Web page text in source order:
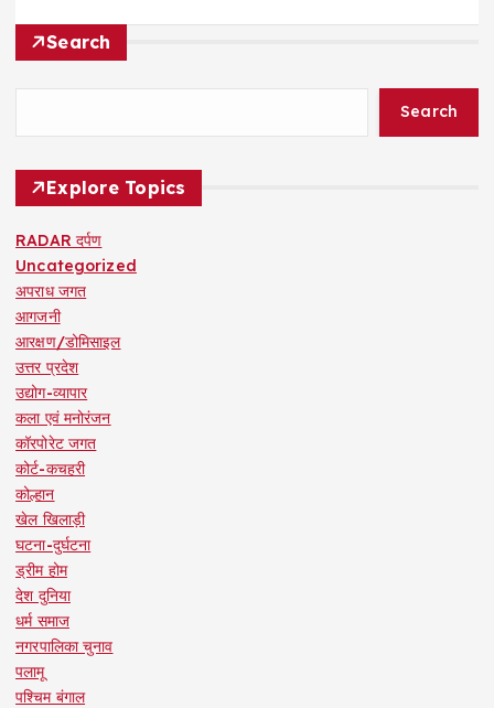
Search
Search
Explore Topics
RADAR दर्पण
Uncategorized
अपराध जगत
आगजनी
आरक्षण/डोमिसाइल
उत्तर प्रदेश
उद्योग-व्यापार
कला एवं मनोरंजन
कॉरपोरेट जगत
कोर्ट-कचहरी
कोल्हान
खेल खिलाड़ी
घटना-दुर्घटना
ड्रीम होम
देश दुनिया
धर्म समाज
नगरपालिका चुनाव
पलामू
पश्चिम बंगाल